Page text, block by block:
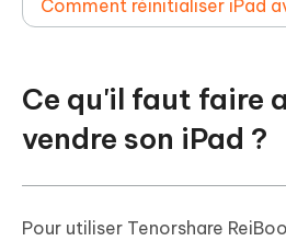
Comment réinitialiser iPad
Ce qu'il faut faire
vendre son iPad ?
Pour utiliser Tenorshare